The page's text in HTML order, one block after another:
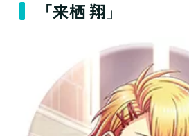
「来栖 翔」